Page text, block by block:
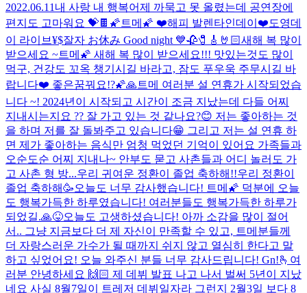
2022.06.11 내 사랑 내 행복어제 까묵고 못 올렸는데 공연장에
편지도 고마워요 💝🍫 🌠트메🌠 ❤️해피 발렌타인데이❤️도영데
이 라이브¥$잘자 お休み Good night 💙🥀🧷🎸🤘🏻새해 복 많이
받으세요 ~트메🌠 새해 복 많이 받으세요!!! 맛있는것도 많이
먹구, 건강도 꼬옥 챙기시길 바라고, 잠도 푸우욱 주무시길 바
랍니다❤️ 좋은꿈꿔요!?🌠🙏 트메 여러분 설 연휴가 시작되었습
니다 ~! 2024년이 시작되고 시간이 조금 지났는데 다들 어찌
지내시는지요 ?? 잘 가고 있는 것 같나요?😊 저는 좋아하는 것
을 하며 저를 잘 돌봐주고 있습니다😁 그리고 저는 설 연휴 하
면 제가 좋아하는 음식만 엄청 먹었던 기억이 있어요 가족들과
오순도순 어찌 지내나~ 안부도 묻고 사촌들과 어디 놀러도 가
고 사촌 형 방...우리 귀여운 정환이 졸업 축하해!!우리 정환이
졸업 축하해🥳오늘도 너무 감사했습니다! 트메🌠 덕분에 오늘
도 행복가득한 하루였습니다! 여러분들도 행복가득한 하루가
되었길.🙏😝오늘도 고생하셨습니다! 아까 소감을 많이 절어
서.. 그냥 지금보다 더 제 자신이 만족할 수 있고, 트메분들께
더 자랑스러운 가수가 될 때까지 쉬지 않고 열심히 한다고 말
하고 싶었어요! 오늘 와주신 분들 너무 감사드립니다! Gn!🫰 여
러분 안녕하세요 🙌🏻 제 데뷔 발표 나고 나서 벌써 5년이 지났
네요 사실 8월7일이 트레저 데뷔일자라 그런지 2월3일 보다 8